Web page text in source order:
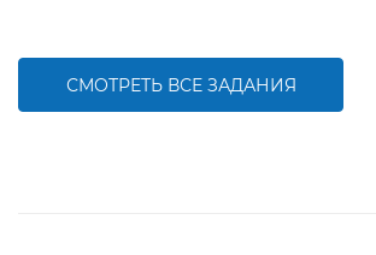
СМОТРЕТЬ ВСЕ ЗАДАНИЯ